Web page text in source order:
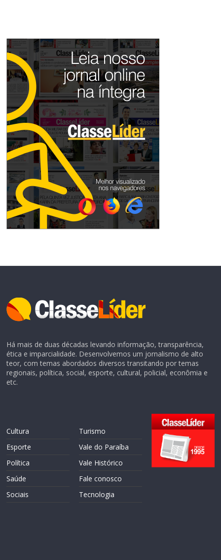
Há mais de duas décadas levando informação, transparência,
ética e imparcialidade. Desenvolvemos um jornalismo de alto
teor, com temas abordados diversos transitando por temas
regionais, política, social, esporte, cultural, policial, econômia e
etc.
Cultura
Esporte
Política
Saúde
Sociais
Turismo
Vale do Paraíba
Vale Histórico
Fale conosco
Tecnologia